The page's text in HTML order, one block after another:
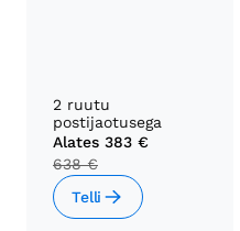
2 ruutu
postijaotusega
Alates 383 €
638 €
Telli